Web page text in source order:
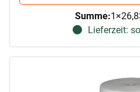
Summe:1 ×
Lieferzeit: